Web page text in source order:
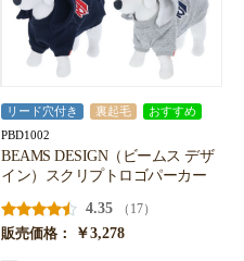
リード穴付き 裏起毛 おすすめ
PBD1002
BEAMS DESIGN（ビームス デザ
イン）スクリプトロゴパーカー
4.35
（17）
販売価格：
￥3,278